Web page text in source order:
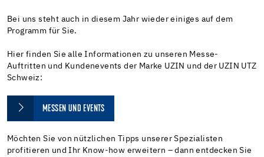
Bei uns steht auch in diesem Jahr wieder einiges auf dem
Programm für Sie.
Hier finden Sie alle Informationen zu unseren Messe-
Auftritten und Kundenevents der Marke UZIN und der UZIN UTZ
Schweiz:
MESSEN UND EVENTS
Möchten Sie von nützlichen Tipps unserer Spezialisten
profitieren und Ihr Know-how erweitern – dann entdecken Sie